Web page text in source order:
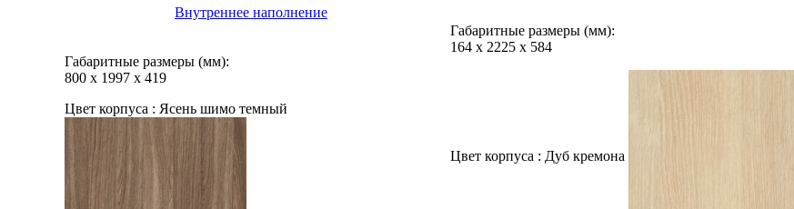
Внутреннее наполнение
Габаритные размеры (мм):
800 х 1997 х 419
Цвет корпуса : Ясень шимо темный
Габаритные размеры (мм):
164х 2225х 584
Цвет корпуса : Дуб кремона